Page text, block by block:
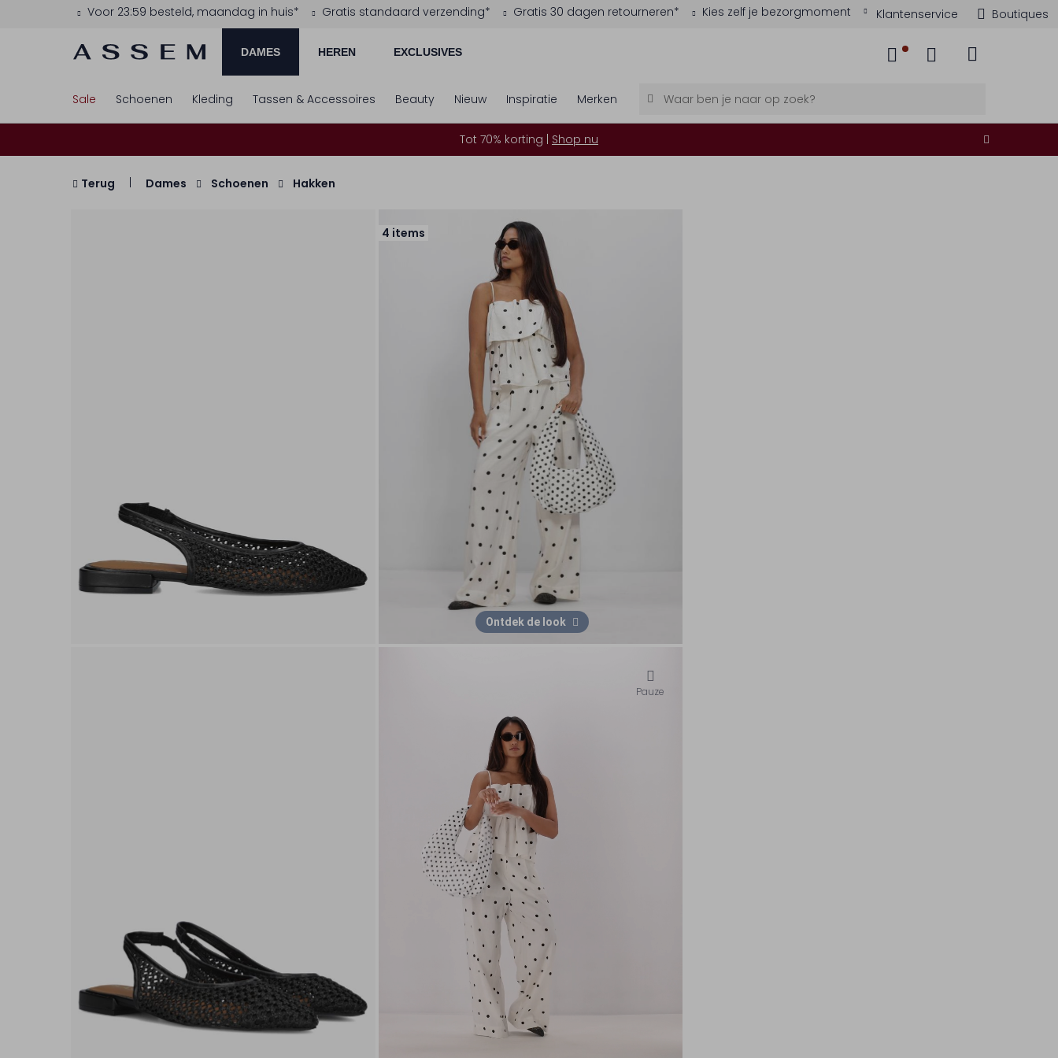
Voor 23:59 besteld, maandag in huis* Gratis standaard verzending* Gratis 30 dagen retourneren* Kies zelf je bezorgmoment Klantenservice Boutiques
DAMES HEREN EXCLUSIVES
Sale Schoenen Kleding Tassen & Accessoires Beauty Nieuw Inspiratie Merken
Tot 70% korting | Shop nu
Terug Dames Schoenen Hakken
4 items
Ontdek de look
Pauze